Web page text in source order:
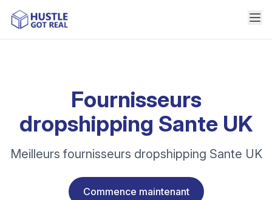
Fournisseurs
dropshipping Sante UK
Meilleurs fournisseurs dropshipping Sante UK
Commence maintenant